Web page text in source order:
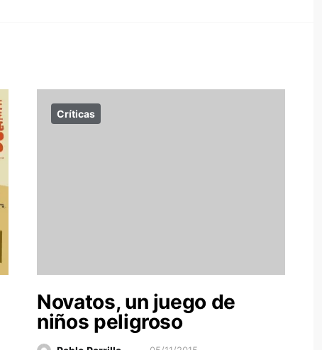
Críticas
Novatos, un juego de
niños peligroso